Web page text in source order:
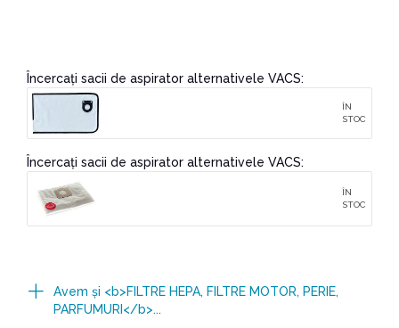
Încercați sacii de aspirator alternativele VACS:
ÎN
STOC
Încercați sacii de aspirator alternativele VACS:
ÎN
STOC
Avem şi <b>FILTRE HEPA, FILTRE MOTOR, PERIE,
PARFUMURI</b>...